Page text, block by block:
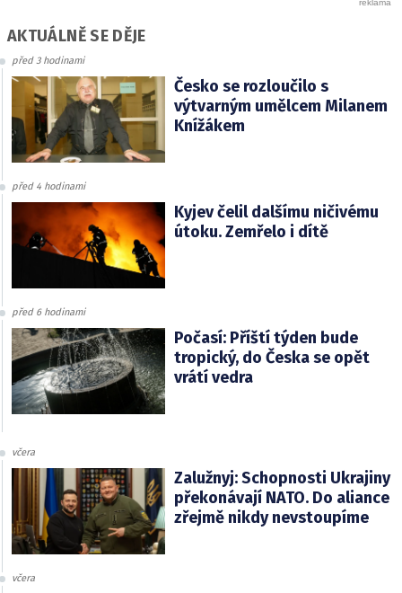
AKTUÁLNĚ SE DĚJE
před 3 hodinami
Česko se rozloučilo s
výtvarným umělcem Milanem
Knížákem
před 4 hodinami
Kyjev čelil dalšímu ničivému
útoku. Zemřelo i dítě
před 6 hodinami
Počasí: Příští týden bude
tropický, do Česka se opět
vrátí vedra
včera
Zalužnyj: Schopnosti Ukrajiny
překonávají NATO. Do aliance
zřejmě nikdy nevstoupíme
včera